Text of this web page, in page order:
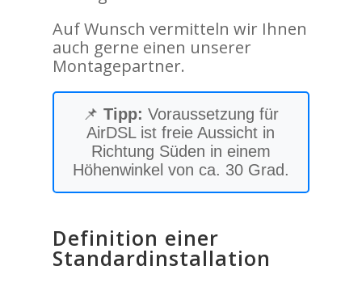
Auf Wunsch vermitteln wir Ihnen
auch gerne einen unserer
Montagepartner.
📌Tipp: Voraussetzung für
AirDSL ist freie Aussicht in
Richtung Süden in einem
Höhenwinkel von ca. 30 Grad.
Definition einer
Standardinstallation